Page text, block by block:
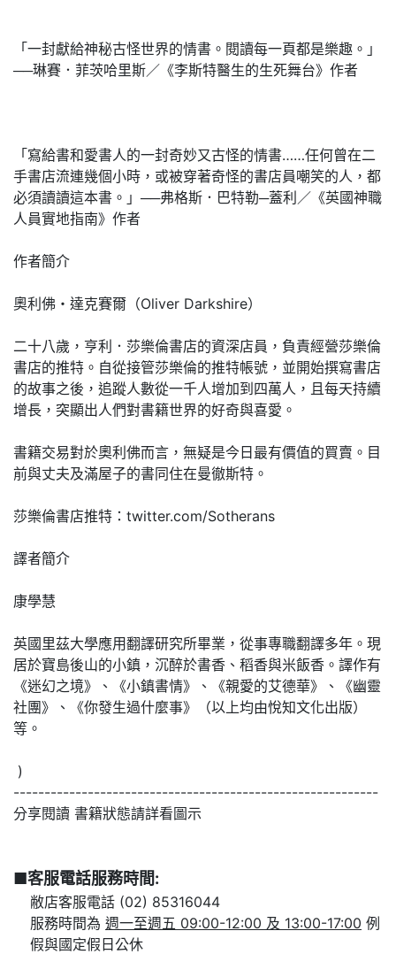
「一封獻給神秘古怪世界的情書。閱讀每一頁都是樂趣。」
──琳賽．菲茨哈里斯／《李斯特醫生的生死舞台》作者
「寫給書和愛書人的一封奇妙又古怪的情書……任何曾在二
手書店流連幾個小時，或被穿著奇怪的書店員嘲笑的人，都
必須讀讀這本書。」──弗格斯．巴特勒─蓋利／《英國神職
人員實地指南》作者
作者簡介
奧利佛・達克賽爾（Oliver Darkshire）
二十八歲，亨利．莎樂倫書店的資深店員，負責經營莎樂倫
書店的推特。自從接管莎樂倫的推特帳號，並開始撰寫書店
的故事之後，追蹤人數從一千人增加到四萬人，且每天持續
增長，突顯出人們對書籍世界的好奇與喜愛。
書籍交易對於奧利佛而言，無疑是今日最有價值的買賣。目
前與丈夫及滿屋子的書同住在曼徹斯特。
莎樂倫書店推特：twitter.com/Sotherans
譯者簡介
康學慧
英國里茲大學應用翻譯研究所畢業，從事專職翻譯多年。現
居於寶島後山的小鎮，沉醉於書香、稻香與米飯香。譯作有
《迷幻之境》、《小鎮書情》、《親愛的艾德華》、《幽靈
社團》、《你發生過什麼事》（以上均由悅知文化出版）
等。
)
-----------------------------------------------------------
分享閱讀 書籍狀態請詳看圖示
■客服電話服務時間:
敝店客服電話 (02) 85316044
服務時間為 週一至週五 09:00-12:00 及 13:00-17:00 例
假與國定假日公休